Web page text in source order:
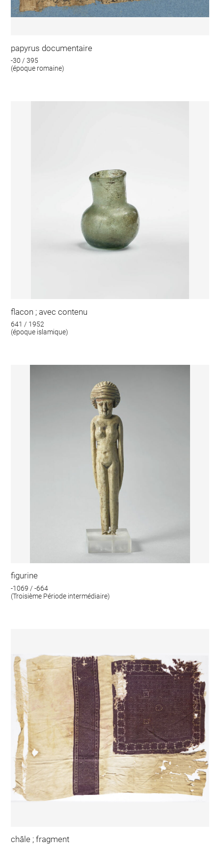
papyrus documentaire
-30 / 395
(époque romaine)
flacon ; avec contenu
641 / 1952
(époque islamique)
figurine
-1069 / -664
(Troisième Période intermédiaire)
châle ; fragment